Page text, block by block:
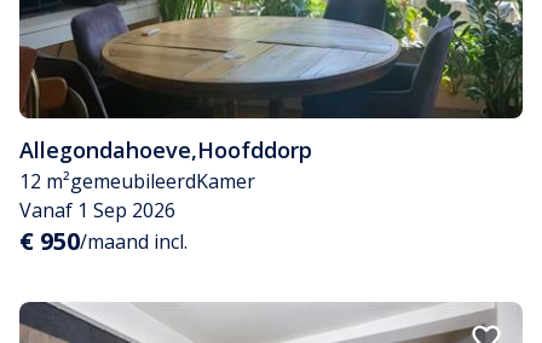
Allegondahoeve,Hoofddorp
12 m²gemeubileerdKamer
Vanaf 1 Sep 2026
€ 950/maand incl.